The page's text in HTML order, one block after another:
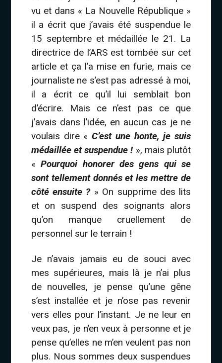
vu et dans « La Nouvelle République »
il a écrit que j’avais été suspendue le
15 septembre et médaillée le 21. La
directrice de l’ARS est tombée sur cet
article et ça l’a mise en furie, mais ce
journaliste ne s’est pas adressé à moi,
il a écrit ce qu’il lui semblait bon
d’écrire. Mais ce n’est pas ce que
j’avais dans l’idée, en aucun cas je ne
voulais dire «C’est une honte, je suis
médaillée et suspendue !», mais plutôt
«Pourquoi honorer des gens qui se
sont tellement donnés et les mettre de
côté ensuite ?» On supprime des lits
et on suspend des soignants alors
qu’on manque cruellement de
personnel sur le terrain !
Je n’avais jamais eu de souci avec
mes supérieures, mais là je n’ai plus
de nouvelles, je pense qu’une gêne
s’est installée et je n’ose pas revenir
vers elles pour l’instant. Je ne leur en
veux pas, je n’en veux à personne et je
pense qu’elles ne m’en veulent pas non
plus. Nous sommes deux suspendues